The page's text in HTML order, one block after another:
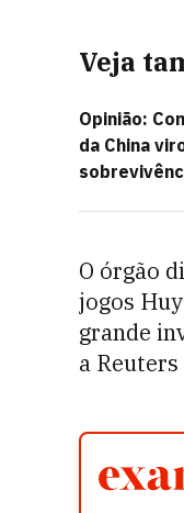
Veja
Opinião:
da China
O órgão
jogos
grande
a